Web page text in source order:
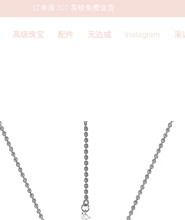
高级珠宝 配件 无边戒 Instagram 采
订单满 300 英镑免费送货